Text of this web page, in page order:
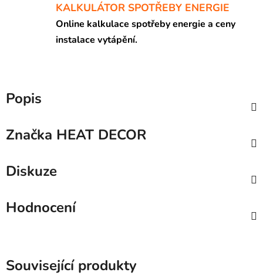
KALKULÁTOR SPOTŘEBY ENERGIE
Online kalkulace spotřeby energie a ceny
instalace vytápění.
Popis
Značka HEAT DECOR
Diskuze
Hodnocení
Související produkty